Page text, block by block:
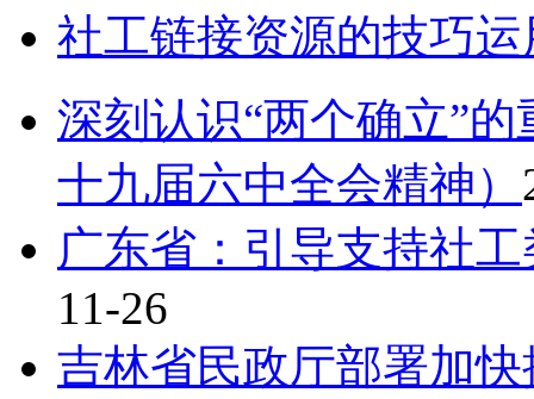
社工链接资源的技巧运
深刻认识“两个确立”
十九届六中全会精神）
广东省：引导支持社
11-26
吉林省民政厅部署加